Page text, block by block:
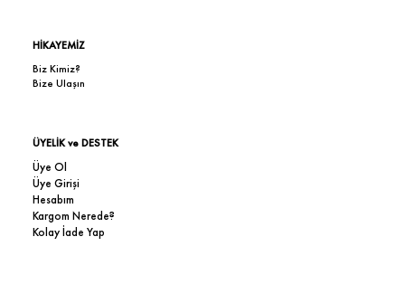
HİKAYEMİZ
Biz Kimiz?
Bize Ulaşın
ÜYELİK ve DESTEK
Üye Ol
Üye Girişi
Hesabım
Kargom Nerede?
Kolay İade Yap